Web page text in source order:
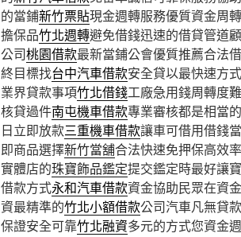
的當鋪新竹票貼現金週轉服務優質資金周
擔保品竹北週轉避免借錢迅速的借貸管道
公司桃園借款最新當鋪公會優質推薦合法
終目標找台中汽車借款安全貸以最快速方
業界貸款事項竹北借錢工廠急用錢周轉度
核貸過件南屯機車借款專業審核都是相當
日立即放款三重機車借款讓車可借用借錢
即商品選擇新竹當舖合法快速免押保高效
實體店的珠寶飾品鑑定提交鑑定時最好讓
借款方式永和汽車借款資金協助民眾在資
資最精準的竹北小額借款公司汽車凡無貸
保證安全可靠竹北融資多元的方式您資金